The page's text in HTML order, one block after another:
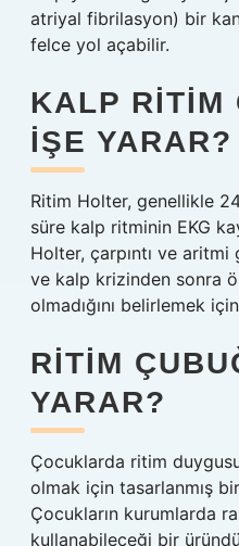
atriyal fibrilasyon) bir kan
felce yol açabilir.
KALP RITIM
IŞE YARAR?
Ritim Holter, genellikle
süre kalp ritminin EKG
Holter, çarpıntı ve
ve kalp krizinden sonra
olmadığını belirlemek için
RITIM
YARAR?
Çocuklarda ritim
olmak için tasarlanmış
Çocukların kurumlarda
kullanabileceği bir